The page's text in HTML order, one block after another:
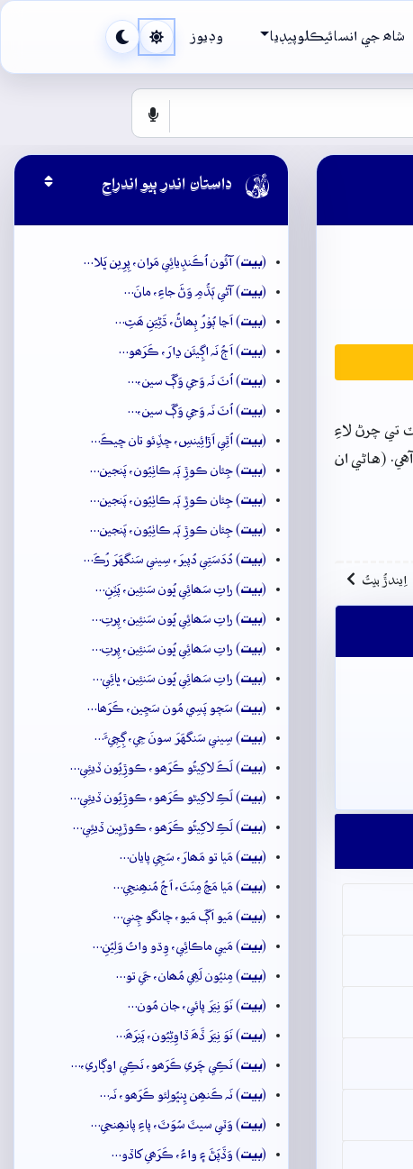
شاھ جي انسائيڪلوپيڊيا وڊيوز
تي چرڻ لاءِ
(هاڻي ان
اِيندڙُ بيتُ
 داستان اندر ٻيو اندراج
(بيت) آئُون اُڪَنڊِيائِي مَران، پِرِين ڀَلا…
(بيت) آڻي ٻَڌُمِ وَڻَ جاءِ، مانَ…
(بيت) اَڃا ٻُوۡرُ ٻِھاڻُ، ڌَڻِيَنِ ھَٿِ…
(بيت) اَڄُ نَہ اڳِيئَن ڍارَ، ڪَرَھو…
(بيت) اُٺَ نَہ وَڃي وَڳَ سين،…
(بيت) اُٺَ نَہ وَڃي وَڳَ سين،…
(بيت) اُٿِي اَڙائِينسِ، ڇڏِئو تان ڇيڪَ…
(بيت) جِئان ڪوڙِ ٻَہ ڪاٺِيُون، پَنجين…
(بيت) جِئان ڪوڙِ ٻَہ ڪاٺِيُون، پَنجين…
(بيت) جِئان ڪوڙِ ٻَہ ڪاٺِيُون، پَنجين…
(بيت) دُدَسَتِي دُپيرَ، سِيني سَنگهَرَ رُڪَ…
(بيت) راتِ سَھائِي ڀُون سَنئِين، پَٽِنِ…
(بيت) راتِ سَھائِي ڀُون سَنئِين، پِرتِ…
(بيت) راتِ سَھائِي ڀُون سَنئِين، پِرتِ…
(بيت) راتِ سَھائِي ڀُون سَنئِين، ڀائِي…
(بيت) سَچو پَسِي مُون سَڃِين، ڪَرَھا…
(بيت) سِيني سَنگهَرَ سونَ جِي، ڳِچِيءَ…
(بيت) لَڪَ لاکِيڻُو ڪَرَھو، ڪوڙِيُون ڏيئِي…
(بيت) لَڪِ لاکِيڻو ڪَرَھو، ڪوڙِيُون ڏيئِي…
(بيت) لَڪِ لاکِيڻُو ڪَرَھو، ڪوڙيِين ڏيئِي…
(بيت) مَيا تو مَھارَ، سَڄِي پايان…
(بيت) مَيا مَڃُ مِنَٿَ، اَڄُ مُنھِنجِي…
(بيت) مَيو اَڳَ مَيو، چانگو چِني…
(بيت) مَيي ماڪائِي، وِڌو واتُ وَلِيُنِ…
(بيت) مِٺيُون لَھِي مُھان، جَي تو…
(بيت) نَوَ نِيَرَ پائي، جان مُون…
(بيت) نَوَ نِيَرَ ڏَھَ ڏاوِڻِيُون، پَنِرَھَ…
(بيت) نَڪِي چَري ڪَرَھو، نَڪِي اوڳاري،…
(بيت) نَہ ڪَنھِن ڀِنڀُولِئو ڪَرَھو، نَہ…
(بيت) وَٽي سيٽَ سُوَٽَ، پاءِ پانھِنجي…
(بيت) وَڏَپَڻَ ۽ واءُ، ڪَرَھي کاڏو…